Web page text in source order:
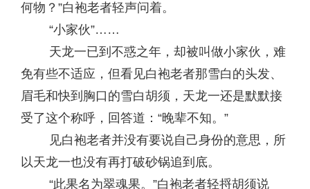
何物？”白袍老者轻声问着。
“小家伙”……
天龙一已到不惑之年，却被叫做小家伙，难
免有些不适应，但看见白袍老者那雪白的头发、
眉毛和快到胸口的雪白胡须，天龙一还是默默接
受了这个称呼，回答道：“晚辈不知。”
见白袍老者并没有要说自己身份的意思，所
以天龙一也没有再打破砂锅追到底。
“此果名为翠魂果。”白袍老者轻捋胡须说